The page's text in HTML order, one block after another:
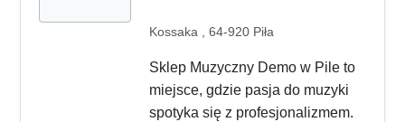
Kossaka , 64-920 Piła
Sklep Muzyczny Demo w Pile to
miejsce, gdzie pasja do muzyki
spotyka się z profesjonalizmem.